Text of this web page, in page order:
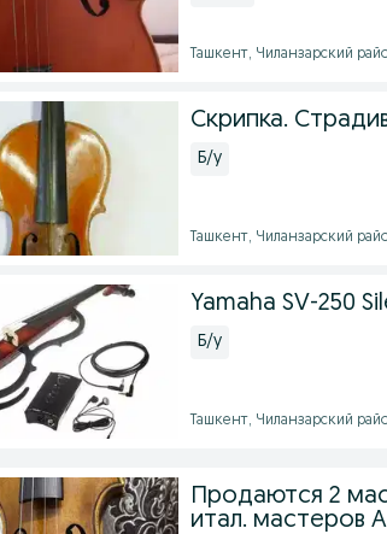
Ташкент, Чиланзарский
Скрипка.
Б/у
Ташкент, Чиланзарский
Yamaha SV-250
Б/у
Ташкент, Чиланзарский
Продаются 2
итал. мастеров